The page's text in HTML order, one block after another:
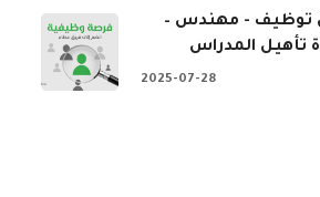
توظيف - مهندس –
تأهيل المدراس
2025-07-28